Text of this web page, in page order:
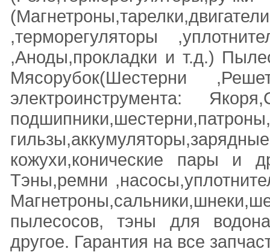
,терморегуляторы
,Аноды,прокладки и т.д.)
Мясорубок(Шестерни
электроинструмента:
кожухи,конические пары и
Тэны,ремни
пылесосов, тэны для
другое. Гарантия на все